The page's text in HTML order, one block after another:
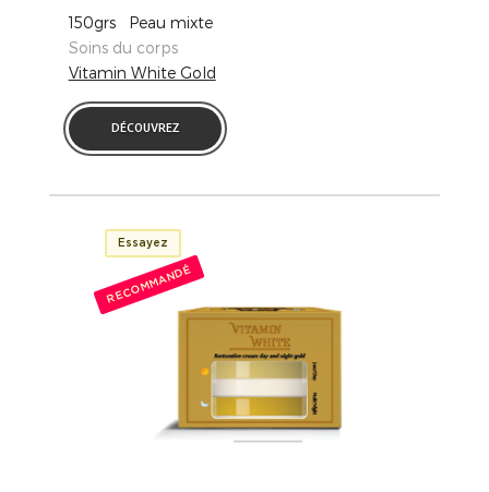
150grs Peau mixte
Soins du corps
Vitamin White Gold
DÉCOUVREZ
Essayez
RECOMMANDÉ